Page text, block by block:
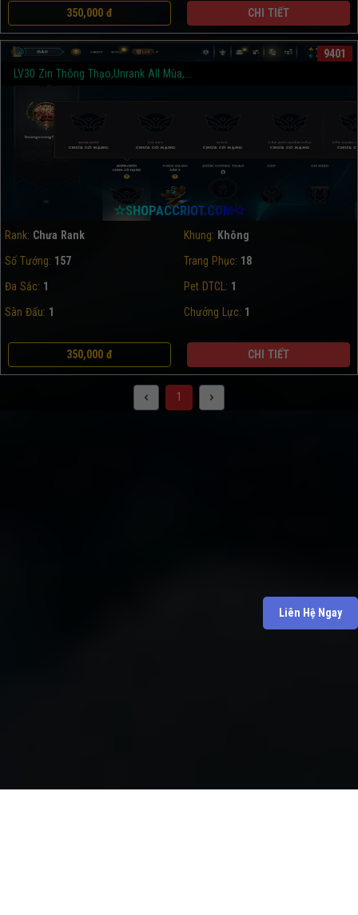
350,000 đ CHI TIẾT
LV30 Zin Thông Thạo,Unrank All Mùa,...
9401
☆SHOPACCRIOT.COM☆
Rank: Chưa Rank Khung: Không
Số Tướng: 157 Trang Phục: 18
Đa Sắc: 1 Pet DTCL: 1
Sàn Đấu: 1 Chưởng Lực: 1
350,000 đ CHI TIẾT
1
Liên Hệ Ngay